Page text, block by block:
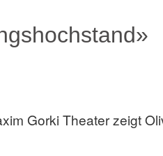
Gorki Theater zeigt